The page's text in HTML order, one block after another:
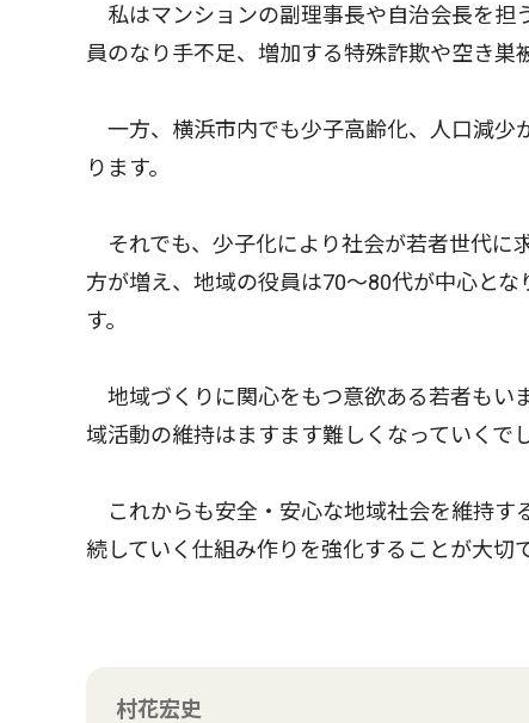
私はマンションの副理事長や自治会長を担
員のなり手不足、増加する特殊詐欺や空き巣
一方、横浜市内でも少子高齢化、人口減少
ります。
それでも、少子化により社会が若者世代に
方が増え、地域の役員は70〜80代が中心と
す。
地域づくりに関心をもつ意欲ある若者もい
域活動の維持はますます難しくなっていくでし
これからも安全・安心な地域社会を維持す
続していく仕組み作りを強化することが大切で
村花宏史